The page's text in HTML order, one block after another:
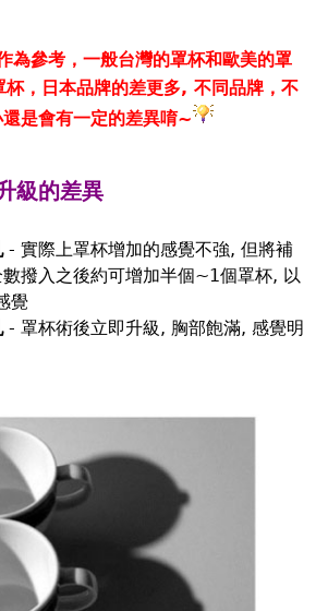
為參考，一般台灣的罩杯和歐美的罩
，日本品牌的差更多, 不同品牌，不
是會有一定的差異唷~
級的差異
- 實際上罩杯增加的感覺不強, 但將補
撥入之後約可增加半個~1個罩杯, 以
覺
- 罩杯術後立即升級, 胸部飽滿, 感覺明